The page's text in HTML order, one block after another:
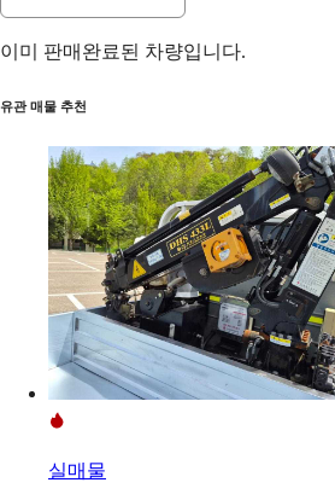
이미 판매완료된 차량입니다.
유관 매물 추천
실매물